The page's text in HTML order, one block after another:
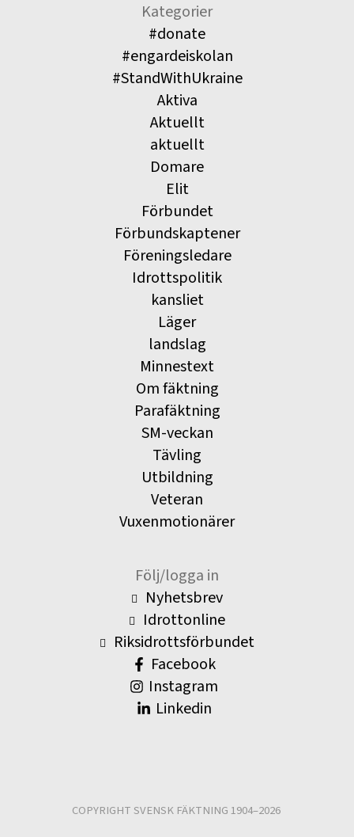
Kategorier
#donate
#engardeiskolan
#StandWithUkraine
Aktiva
Aktuellt
aktuellt
Domare
Elit
Förbundet
Förbundskaptener
Föreningsledare
Idrottspolitik
kansliet
Läger
landslag
Minnestext
Om fäktning
Parafäktning
SM-veckan
Tävling
Utbildning
Veteran
Vuxenmotionärer
Följ/logga in
Nyhetsbrev
Idrottonline
Riksidrottsförbundet
Facebook
Instagram
Linkedin
COPYRIGHT SVENSK FÄKTNING 1904–2026